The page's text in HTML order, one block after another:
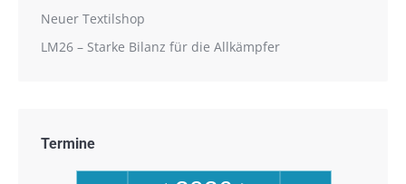
Neuer Textilshop
LM26 – Starke Bilanz für die Allkämpfer
Termine